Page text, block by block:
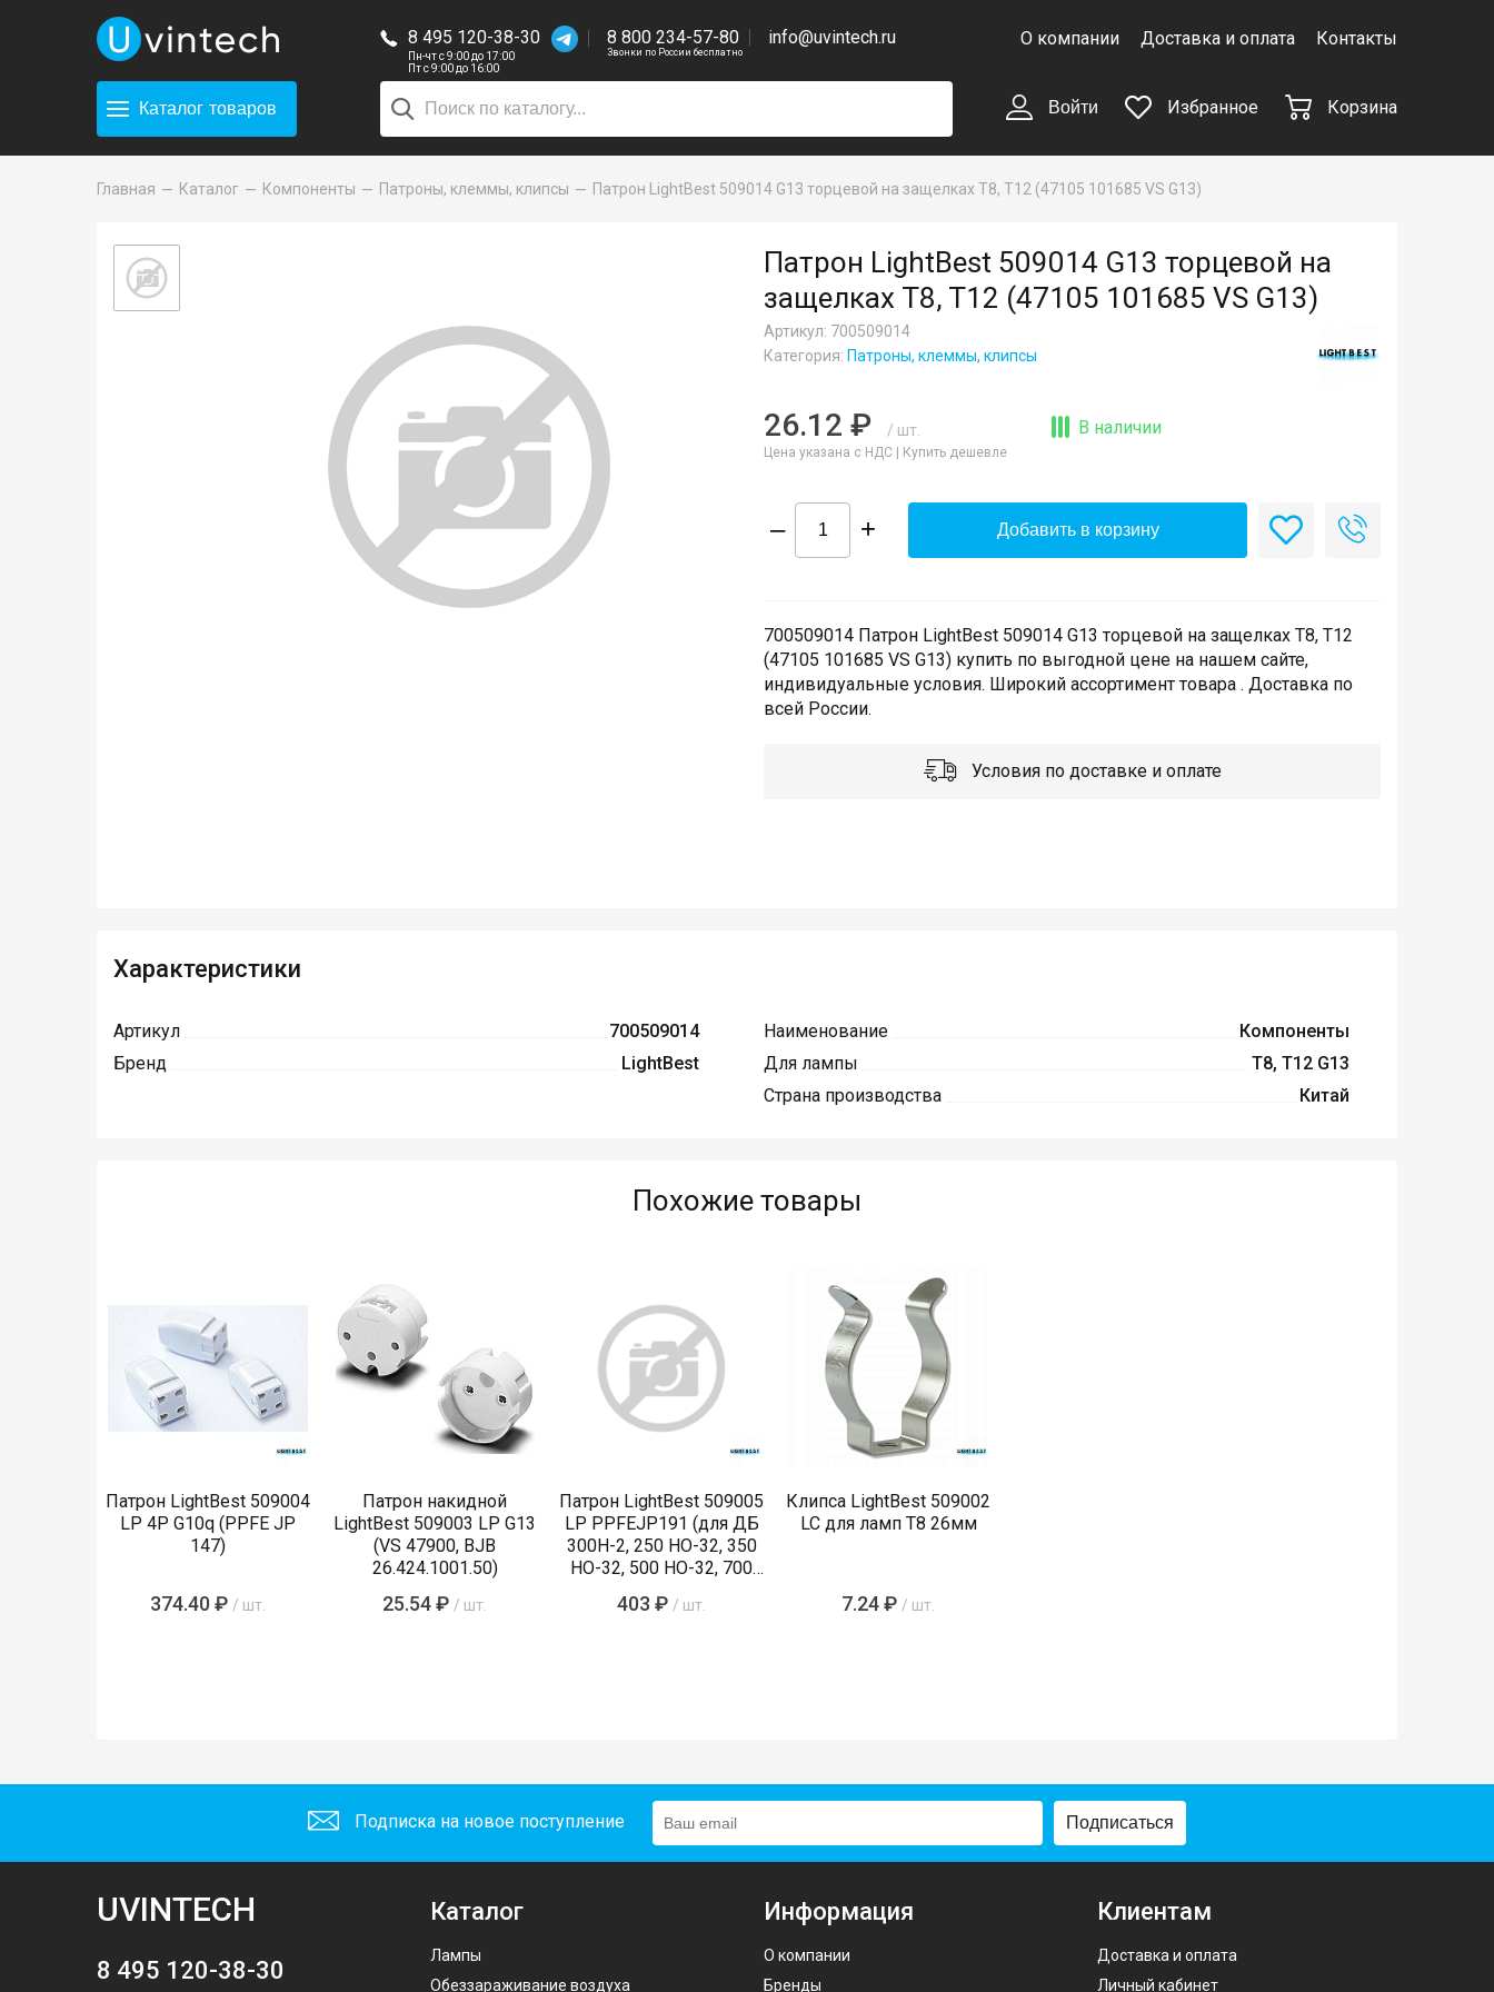
8 495 120-38-30
Пн-чт с 9:00 до 17:00
Пт с 9:00 до 16:00
8 800 234-57-80
Звонки по России бесплатно
info@uvintech.ru О компании Доставка и оплата Контакты
Каталог товаров Войти Избранное Корзина
Главная Каталог Компоненты Патроны, клеммы, клипсы Патрон LightBest 509014 G13 торцевой на защелках T8, T12 (47105 101685 VS G13)
Патрон LightBest 509014 G13 торцевой на
защелках T8, T12 (47105 101685 VS G13)
Артикул: 700509014
Категория: Патроны, клеммы, клипсы
26.12 ₽ / шт.
Цена указана с НДС | Купить дешевле
В наличии
– + Добавить в корзину
700509014 Патрон LightBest 509014 G13 торцевой на защелках T8, T12
(47105 101685 VS G13) купить по выгодной цене на нашем сайте,
индивидуальные условия. Широкий ассортимент товара . Доставка по
всей России.
Условия по доставке и оплате
Характеристики
Артикул
700509014
Бренд
LightBest
Наименование
Компоненты
Для лампы
T8, T12 G13
Страна производства
Китай
Похожие товары
Патрон LightBest 509004
LP 4P G10q (PPFE JP
147)
374.40 ₽ / шт.
Патрон накидной
LightBest 509003 LP G13
(VS 47900, BJB
26.424.1001.50)
25.54 ₽ / шт.
Патрон LightBest 509005
LP PPFEJP191 (для ДБ
300Н-2, 250 HO-32, 350
HO-32, 500 HO-32, 700
403 ₽ / шт.
Клипса LightBest 509002
LC для ламп Т8 26мм
7.24 ₽ / шт.
Подписка на новое поступление Подписаться
UVINTECH
8 495 120-38-30
Каталог
Лампы
Обеззараживание воздуха
Информация
О компании
Бренды
Клиентам
Доставка и оплата
Личный кабинет